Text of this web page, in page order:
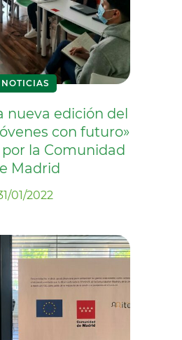
NOTICIAS
nueva edición del
con futuro»
la Comunidad
Madrid
01/2022